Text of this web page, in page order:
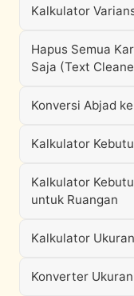
Kalkulator
Hapus Semua
Saja (Text
Konversi Abjad
Kalkulator
Kalkulator
untuk Ruangan
Kalkulator
Konverter